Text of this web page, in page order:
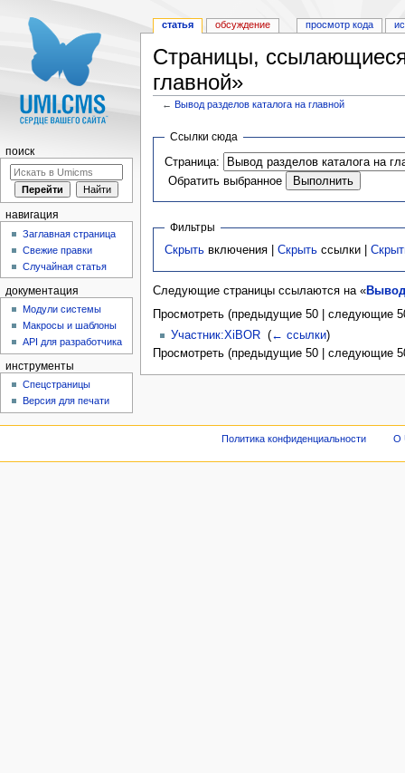
Страницы,
главной»
←Вывод разделов каталога на главной
Ссылки сюда
Страница:
Обратить выбранное
Фильтры
Скрыть включения |Скрыть ссылки |
Следующие страницы ссылаются на «Вывод
Просмотреть (предыдущие 50 | следующие
Участник:XiBOR‎ (← ссылки)
Просмотреть (предыдущие 50 | следующие
статья обсуждение просмотр кода
поиск
навигация
Заглавная страница
Свежие правки
Случайная статья
документация
Модули системы
Макросы и шаблоны
API для разработчика
инструменты
Спецстраницы
Версия для печати
Политика конфиденциальности О